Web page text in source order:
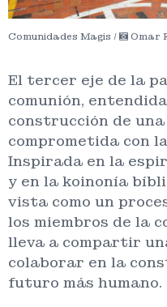
Comunidades Magis / Omar
El tercer eje de la
comunión,
construcción de
comprometida con
Inspirada en la
y en la koinonía
vista como un
los miembros de la
lleva a compartir
colaborar en la
futuro más humano.